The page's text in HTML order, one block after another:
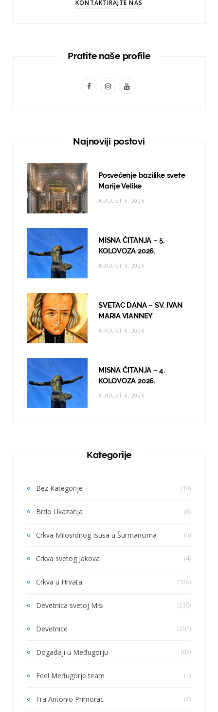
KONTAKTIRAJTE NAS
Pratite naše profile
F
I
t
r
a
Y
T
e
Najnoviji postovi
Posvećenje bazilike svete
Marije Velike
AUGUST 5, 2026
MISNA ČITANJA – 5.
KOLOVOZA 2026.
AUGUST 5, 2026
SVETAC DANA – SV. IVAN
MARIA VIANNEY
AUGUST 4, 2026
MISNA ČITANJA – 4.
KOLOVOZA 2026.
AUGUST 4, 2026
Kategorije
Bez Kategorije (10)
Brdo Ukazanja (6)
Crkva Milosrdnog Isusa u Šurmancima (3)
Crkva svetog Jakova (4)
Crkva u Hrvata (135)
Devetnica svetoj Misi (230)
Devetnice (201)
Događaji u Međugorju (82)
Feel Međugorje team (1)
Fra Antonio Primorac (2)